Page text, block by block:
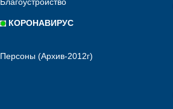
КОРОНАВИРУС
Персоны (Архив-2012г)